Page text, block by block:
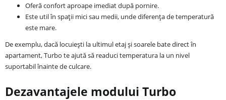
Oferă confort aproape imediat după pornire.
Este util în spații mici sau medii, unde diferența de temperatură
este mare.
De exemplu, dacă locuiești la ultimul etaj și soarele bate direct în
apartament, Turbo te ajută să readuci temperatura la un nivel
suportabil înainte de culcare.
Dezavantajele modului Turbo